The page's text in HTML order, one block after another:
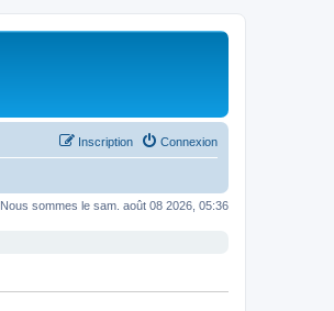
Connexion
Inscription
Nous sommes le sam. août 08 2026, 05:36